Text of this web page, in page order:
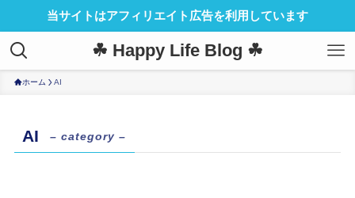
当サイトはアフィリエイト広告を利用しています
☘ Happy Life Blog ☘
ホーム AI
AI – category –